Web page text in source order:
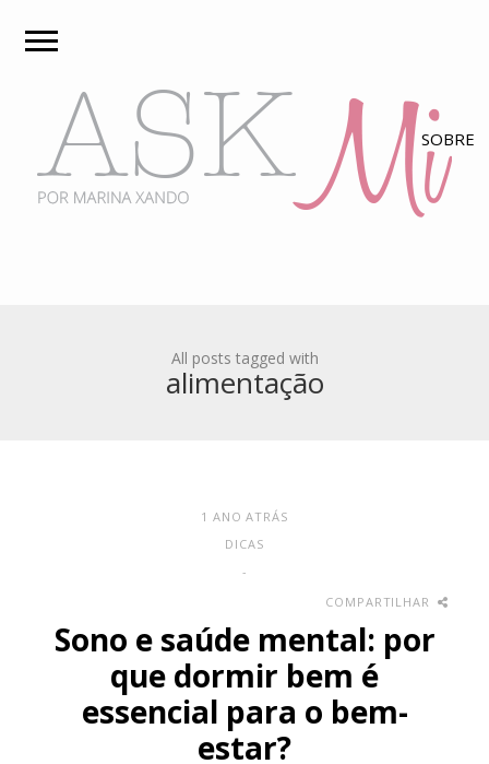
All posts tagged with
alimentação
1 ANO ATRÁS
DICAS
-
COMPARTILHAR
Sono e saúde mental: por
que dormir bem é
essencial para o bem-
estar?